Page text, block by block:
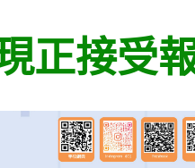
正接受